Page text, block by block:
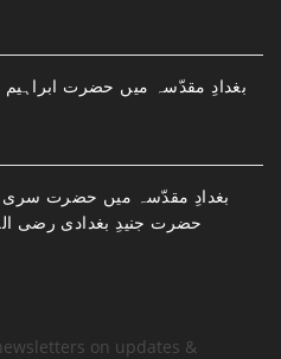
بغدادِ مقدّسہ میں حضرت ابراہیم
بغدادِ مقدّسہ میں حضرت سری
حضرت جنیدِ بغدادی رضی
on updates &